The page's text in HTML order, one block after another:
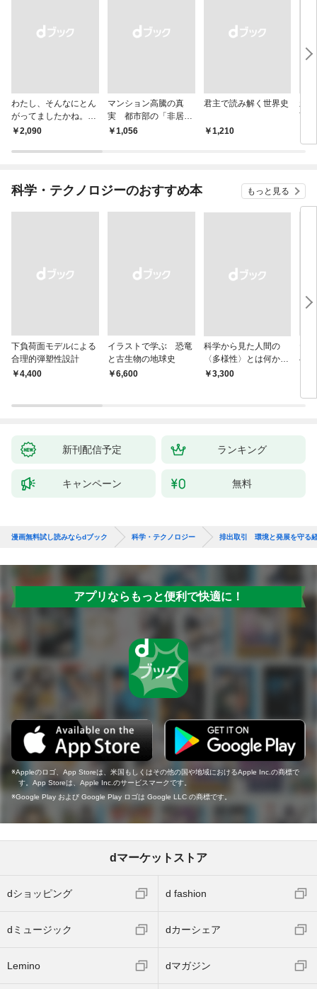
わたし、そんなにとん
がってましたかね。
獅子座、Ａ型、丙午は
￥2,090
マンション高騰の真
実 都市部の「非居住
化」が街を壊す
￥1,056
君主で読み解く世界史
￥1,210
新
育
科学・テクノロジーのおすすめ本 もっと見る
下負荷面モデルによる
合理的弾塑性設計
￥4,400
イラストで学ぶ 恐竜
と古生物の地球史
￥6,600
科学から見た人間の
〈多様性〉とは何か―
―遺伝科学と疑似科学
￥3,300
べ
新刊配信予定 ランキング
キャンペーン 無料
漫画無料試し読みならdブック 科学・テクノロジー 排出取引 環境と発展を守る
アプリならもっと便利で快適に！
Appleのロゴ、App Storeは、米国もしくはその他の国や地域におけるApple Inc.の商標で
す。App Storeは、Apple Inc.のサービスマークです。
Google Play および Google Play ロゴは Google LLC の商標です。
dマーケットストア
dショッピング d fashion
dミュージック dカーシェア
Lemino dマガジン